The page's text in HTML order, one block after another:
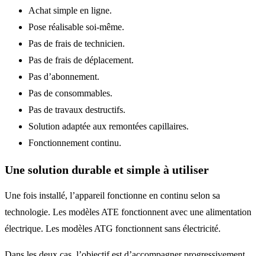
Achat simple en ligne.
Pose réalisable soi-même.
Pas de frais de technicien.
Pas de frais de déplacement.
Pas d’abonnement.
Pas de consommables.
Pas de travaux destructifs.
Solution adaptée aux remontées capillaires.
Fonctionnement continu.
Une solution durable et simple à utiliser
Une fois installé, l’appareil fonctionne en continu selon sa
technologie. Les modèles ATE fonctionnent avec une alimentation
électrique. Les modèles ATG fonctionnent sans électricité.